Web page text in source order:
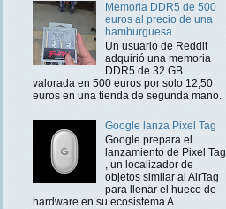
Memoria DDR5 de 500
euros al precio de una
hamburguesa
Un usuario de Reddit
adquirió una memoria
DDR5 de 32 GB
valorada en 500 euros por solo 12,50
euros en una tienda de segunda mano.
Google lanza Pixel Tag
Google prepara el
lanzamiento de Pixel Tag
, un localizador de
objetos similar al AirTag
para llenar el hueco de
hardware en su ecosistema A...